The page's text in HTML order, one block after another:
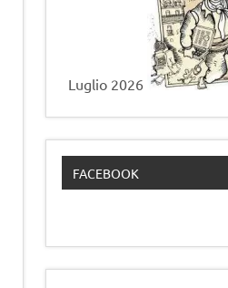
Luglio 2026
FACEBOOK